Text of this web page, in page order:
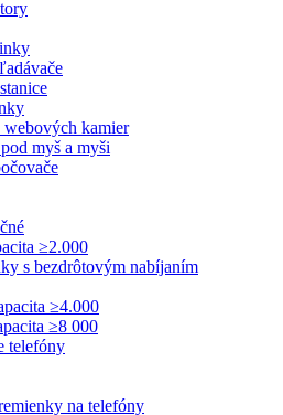
kamier
myš a myši
≥2.000
s bezdrôtovým nabíjaním
≥4.000
≥8 000
telefóny
na telefóny